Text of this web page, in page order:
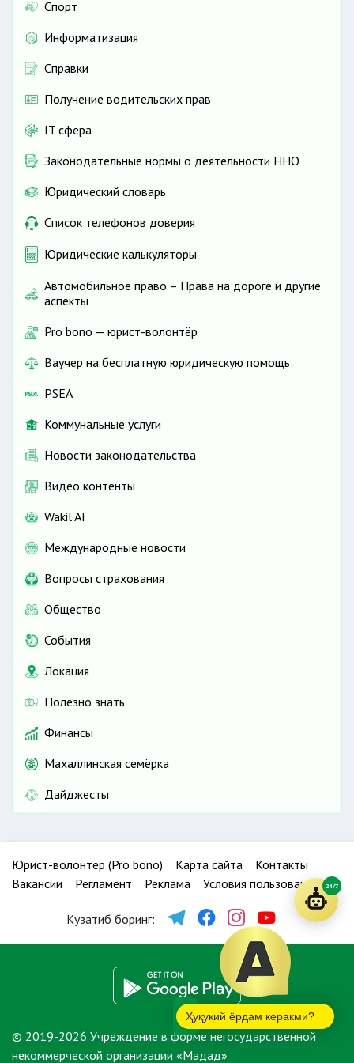
Спорт
Информатизация
Справки
Получение водительских прав
IT сфера
Законодательные нормы о деятельности ННО
Юридический словарь
Список телефонов доверия
Юридические калькуляторы
Автомобильное право – Права на дороге и другие
аспекты
Pro bono — юрист-волонтёр
Ваучер на бесплатную юридическую помощь
PSEA
Коммунальные услуги
Новости законодательства
Видео контенты
Wakil AI
Международные новости
Вопросы страхования
Общество
События
Локация
Полезно знать
Финансы
Махаллинская семёрка
Дайджесты
Юрист-волонтер (Pro bono) Карта сайта
Контакты
Вакансии
Регламент Реклама Условия пользования
Кузатиб боринг:
© 2019-2026 Учреждение в форме негосударственной
некоммерческой организации «Мадад»
Ҳуқуқий ёрдам керакми?
24/7